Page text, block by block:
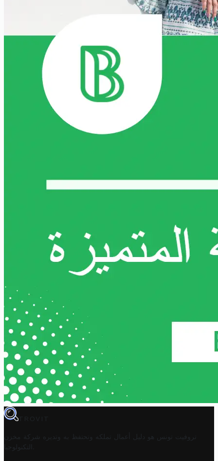
TROVIT
تروفيت تونس هو دليل أعمال تملكه وتحتفظ به وتديره
شركة مخزن
التكنولوجيا